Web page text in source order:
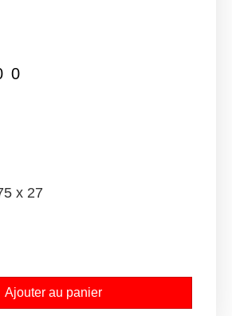
x 27
Ajouter au panier